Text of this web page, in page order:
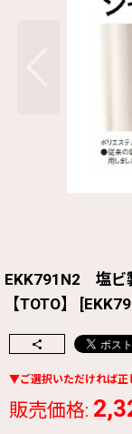
EKK791N2 塩ビ
【TOTO】
[
販売価格: